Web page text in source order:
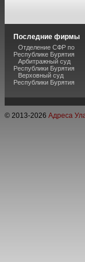
Последние фирмы
Отделение СФР по
Республике Бурятия
Арбитражный суд
Республики Бурятия
Верховный суд
Республики Бурятия
© 2013-2026 Адреса